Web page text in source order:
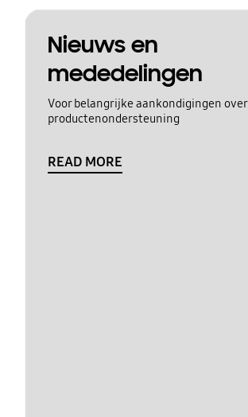
Nieuws en
mededelingen
Voor belangrijke aankondigingen over
productenondersteuning
READ MORE